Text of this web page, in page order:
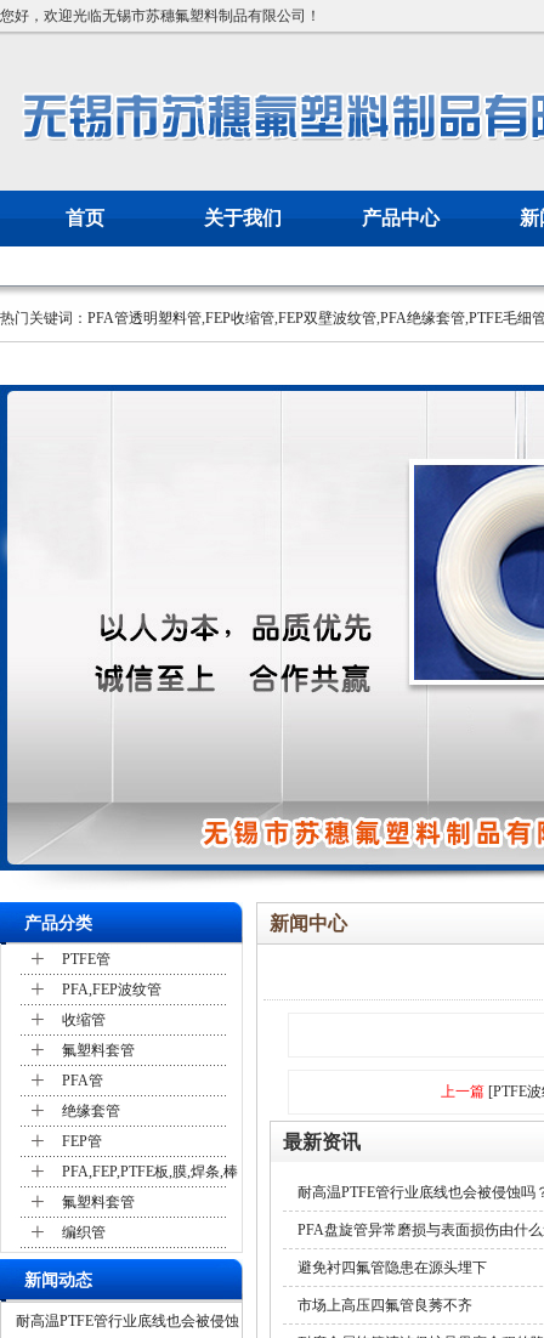
您好，欢迎光临无锡市苏穗氟塑料制品有限公司！
首页 关于我们 产品中心 新
热门关键词： PFA管透明塑料管,FEP收缩管,FEP双壁波纹管,PFA绝缘套管,PTFE毛细
产品分类
+ PTFE管
+ PFA,FEP波纹管
+ 收缩管
+ 氟塑料套管
+ PFA管
+ 绝缘套管
+ FEP管
+ PFA,FEP,PTFE板,膜,焊条,棒
+ 氟塑料套管
+ 编织管
新闻动态
耐高温PTFE管行业底线也会被侵蚀
新闻中心
上一篇 [PTFE
最新资讯
耐高温PTFE管行业底线也会被侵蚀吗
PFA盘旋管异常磨损与表面损伤由什
避免衬四氟管隐患在源头埋下
市场上高压四氟管良莠不齐